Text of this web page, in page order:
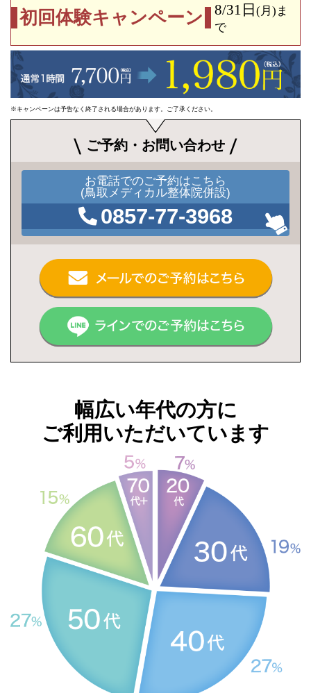
初回体験キャンペーン 8/31日(月) ま
で
※キャンペーンは予告なく終了される場合があります。ご了承ください。
ご予約・お問い合わせ
お電話でのご予約はこちら
(鳥取メディカル整体院併設)
0857-77-3968
幅広い年代の方に
ご利用いただいています